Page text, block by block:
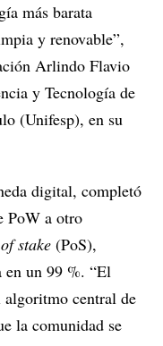
más barata
y renovable”,
Arlindo Flavio
y Tecnología de
(Unifesp), en su
digital, completó
PoW a otro
stake (PoS),
en un 99 %. “El
algoritmo central de
la comunidad se